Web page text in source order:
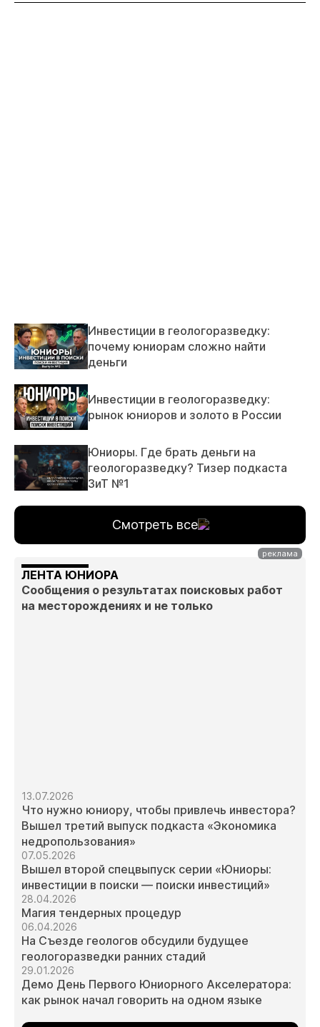
Инвестиции в геологоразведку:
почему юниорам сложно найти
деньги
Инвестиции в геологоразведку:
рынок юниоров и золото в России
Юниоры. Где брать деньги на
геологоразведку? Тизер подкаста
ЗиТ №1
Смотреть все
ЛЕНТА ЮНИОРА
Сообщения о результатах поисковых работ
на месторождениях и не только
13.07.2026
Что нужно юниору, чтобы привлечь инвестора?
Вышел третий выпуск подкаста «Экономика
недропользования»
07.05.2026
Вышел второй спецвыпуск серии «Юниоры:
инвестиции в поиски — поиски инвестиций»
28.04.2026
Магия тендерных процедур
06.04.2026
На Съезде геологов обсудили будущее
геологоразведки ранних стадий
29.01.2026
Демо День Первого Юниорного Акселератора:
как рынок начал говорить на одном языке